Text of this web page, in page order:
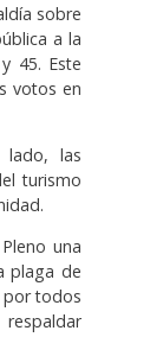
sobre
a la
45. Este
votos en
las
turismo
una
plaga de
por todos